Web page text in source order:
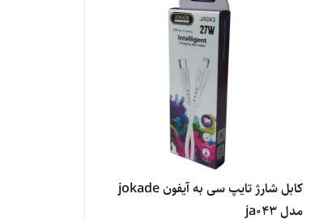
کابل شارژ تایپ سی به آیفون jokade
مدل ja043